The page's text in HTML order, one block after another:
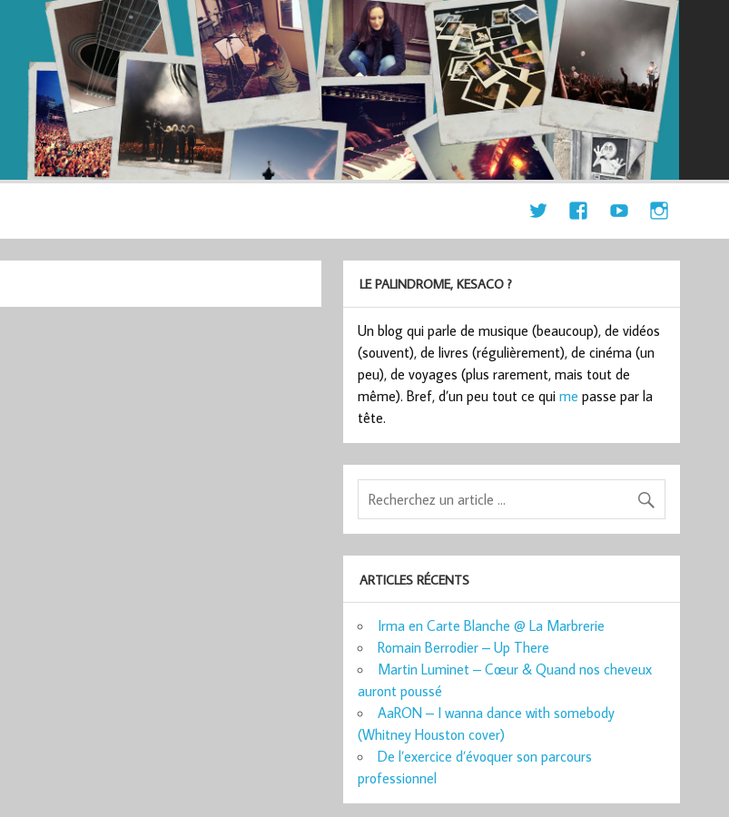
LE PALINDROME, KESACO ?
Un blog qui parle de musique (beaucoup), de vidéos
(souvent), de livres (régulièrement), de cinéma (un
peu), de voyages (plus rarement, mais tout de
même). Bref, d’un peu tout ce quime passe par la
tête.
ARTICLES RÉCENTS
Irma en Carte Blanche @ La Marbrerie
Romain Berrodier – Up There
Martin Luminet – Cœur & Quand nos cheveux
auront poussé
AaRON – I wanna dance with somebody
(Whitney Houston cover)
De l’exercice d’évoquer son parcours
professionnel